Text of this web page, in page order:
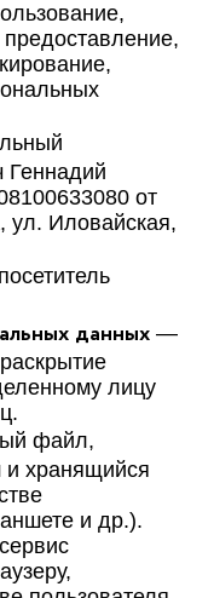
Геннадий
от
ул. Иловайская,
данных —
лицу
файл,
и хранящийся
и др.).